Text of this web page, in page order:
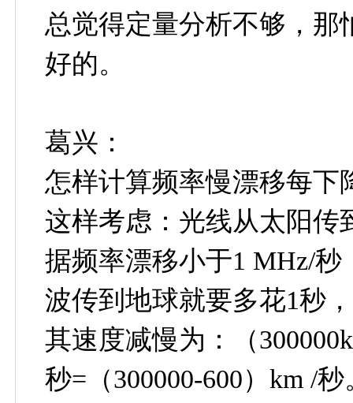
总觉得定量分析不够，那
好的。
葛兴：
怎样计算频率慢漂移每下
这样考虑：光线从太阳传
据频率漂移小于1 MHz/
波传到地球就要多花1秒
其速度减慢为：（
秒=（300000-600）km /